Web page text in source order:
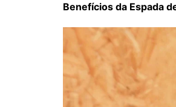
Benefícios da Espada